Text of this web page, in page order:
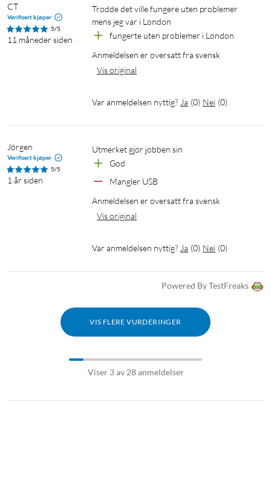
CT
Verifisert kjøper
5/5
11 måneder siden
Trodde det ville fungere uten problemer
mens jeg var i London
fungerte uten problemer i London
Anmeldelsen er oversatt fra svensk
Vis original
Var anmeldelsen nyttig? Ja (0) Nei (0)
Jörgen
Verifisert kjøper
5/5
1 år siden
Utmerket gjør jobben sin
God
Mangler USB
Anmeldelsen er oversatt fra svensk
Vis original
Var anmeldelsen nyttig? Ja (0) Nei (0)
Powered By TestFreaks
VIS FLERE VURDERINGER
Viser 3 av 28 anmeldelser